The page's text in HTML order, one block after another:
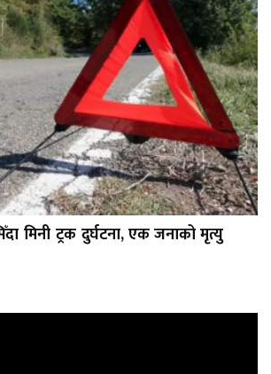
मिनी ट्रक दुर्घटना, एक जनाको मृत्यु